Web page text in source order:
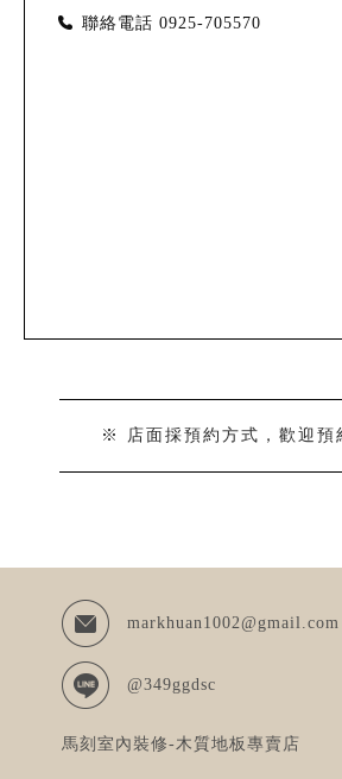
聯絡電話 0925-705570
※ 店面採預約方式，歡迎預
markhuan1002@gmail.com
@349ggdsc
馬刻室內裝修-木質地板專賣店